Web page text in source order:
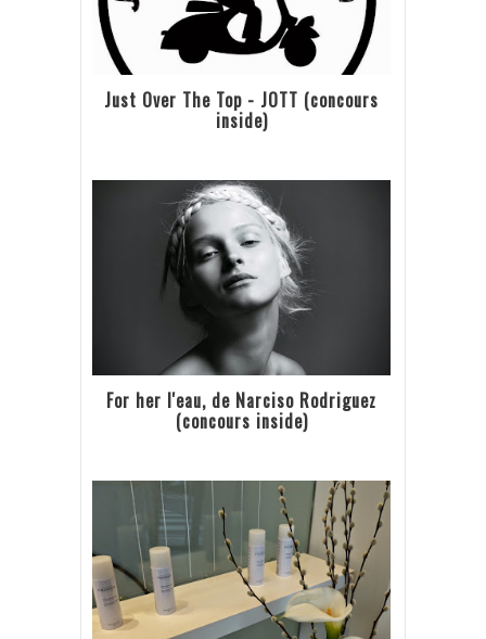
Just Over The Top - JOTT (concours
inside)
For her l'eau, de Narciso Rodriguez
(concours inside)